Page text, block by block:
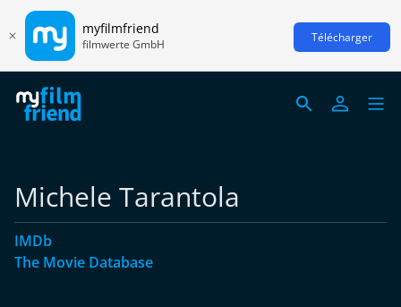
myfilmfriend
filmwerte GmbH Télécharger
Michele Tarantola
IMDb
The Movie Database